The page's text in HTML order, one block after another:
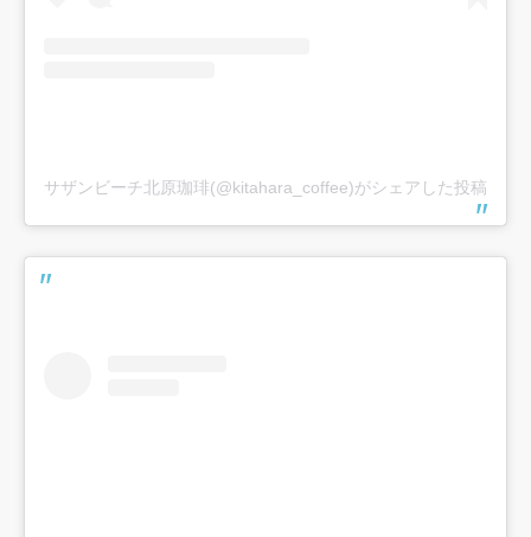
サザンビーチ北原珈琲(@kitahara_coffee)がシェアした投稿